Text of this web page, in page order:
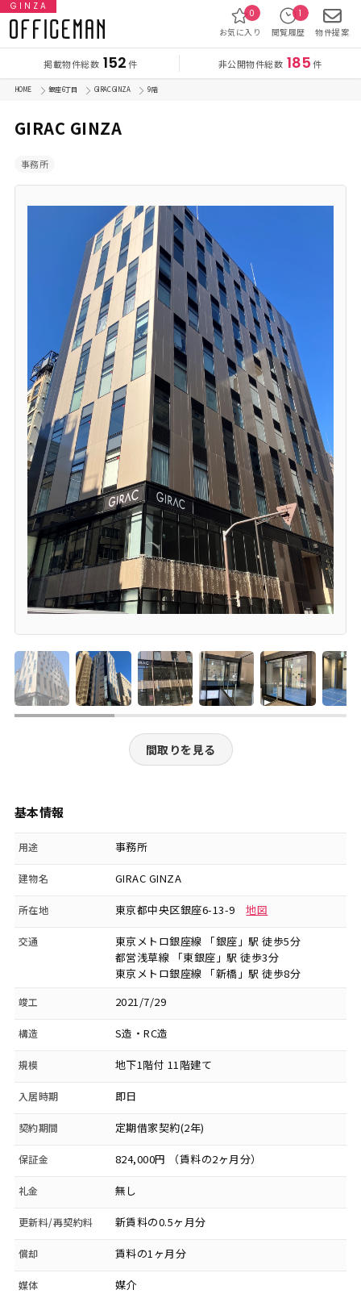
GINZA
掲載物件総数 152件 非公開物件総数 185件
お気に入り
0
閲覧履歴
1
物件提案
HOME 銀座 6丁目 GIRAC GINZA 9 階
GIRAC GINZA
事務所
間取りを見る
基本情報
用途 事務所
建物名 GIRAC GINZA
所在地 東京都中央区銀座6-13-9地図
交通
東京メトロ銀座線 「銀座」駅 徒歩5分
都営浅草線 「東銀座」駅 徒歩3分
東京メトロ銀座線 「新橋」駅 徒歩8分
竣工 2021/7/29
構造 S造・RC造
規模 地下1階付 11階建て
入居時期 即日
契約期間 定期借家契約(2年)
保証金 824,000円 （賃料の2ヶ月分）
礼金 無し
更新料/再契約料 新賃料の0.5ヶ月分
償却 賃料の1ヶ月分
媒体 媒介